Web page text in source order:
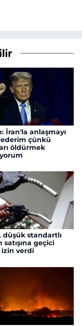
İran'la anlaşmayı
çünkü
öldürmek
düşük standartlı
satışına geçici
izin verdi